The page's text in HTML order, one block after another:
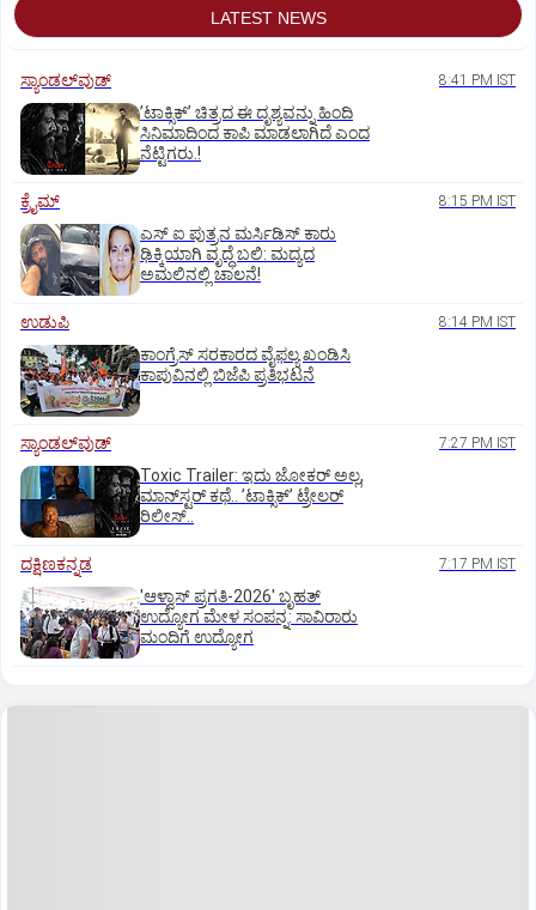
LATEST NEWS
ಸ್ಯಾಂಡಲ್‌ವುಡ್‌ 8:41 PM IST
ʼಟಾಕ್ಸಿಕ್‌ʼ ಚಿತ್ರದ ಈ ದೃಶ್ಯವನ್ನು ಹಿಂದಿ
ಸಿನಿಮಾದಿಂದ ಕಾಪಿ ಮಾಡಲಾಗಿದೆ ಎಂದ
ನೆಟ್ಟಿಗರು.!
ಕ್ರೈಮ್ 8:15 PM IST
ಎಸ್ ಐ ಪುತ್ರನ ಮರ್ಸಿಡಿಸ್‌ ಕಾರು
ಢಿಕ್ಕಿಯಾಗಿ ವೃದ್ಧೆ ಬಲಿ: ಮದ್ಯದ
ಅಮಲಿನಲ್ಲಿ ಚಾಲನೆ!
ಉಡುಪಿ 8:14 PM IST
ಕಾಂಗ್ರೆಸ್ ಸರಕಾರದ ವೈಫಲ್ಯ ಖಂಡಿಸಿ
ಕಾಪುವಿನಲ್ಲಿ ಬಿಜೆಪಿ ಪ್ರತಿಭಟನೆ
ಸ್ಯಾಂಡಲ್‌ವುಡ್‌ 7:27 PM IST
Toxic Trailer: ಇದು ಜೋಕರ್‌ ಅಲ್ಲ,
ಮಾನ್‌ಸ್ಟರ್‌ ಕಥೆ.. ʼಟಾಕ್ಸಿಕ್‌ʼ ಟ್ರೇಲರ್‌
ರಿಲೀಸ್..
ದಕ್ಷಿಣಕನ್ನಡ 7:17 PM IST
'ಆಳ್ವಾಸ್‌ ಪ್ರಗತಿ-2026' ಬೃಹತ್
ಉದ್ಯೋಗ ಮೇಳ ಸಂಪನ್ನ: ಸಾವಿರಾರು
ಮಂದಿಗೆ ಉದ್ಯೋಗ